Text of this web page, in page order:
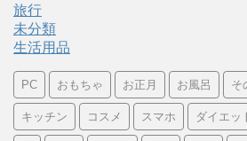
旅行
未分類
生活用品
PC おもちゃ お正月 お風呂 そ
キッチン コスメ スマホ ダイエッ